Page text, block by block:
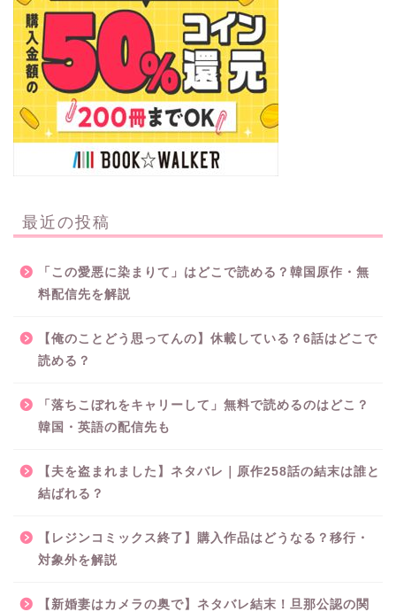
最近の投稿
「この愛悪に染まりて」はどこで読める？韓国原作・無
料配信先を解説
【俺のことどう思ってんの】休載している？6話はどこで
読める？
「落ちこぼれをキャリーして」無料で読めるのはどこ？
韓国・英語の配信先も
【夫を盗まれました】ネタバレ｜原作258話の結末は誰と
結ばれる？
【レジンコミックス終了】購入作品はどうなる？移行・
対象外を解説
【新婚妻はカメラの奥で】ネタバレ結末！旦那公認の関